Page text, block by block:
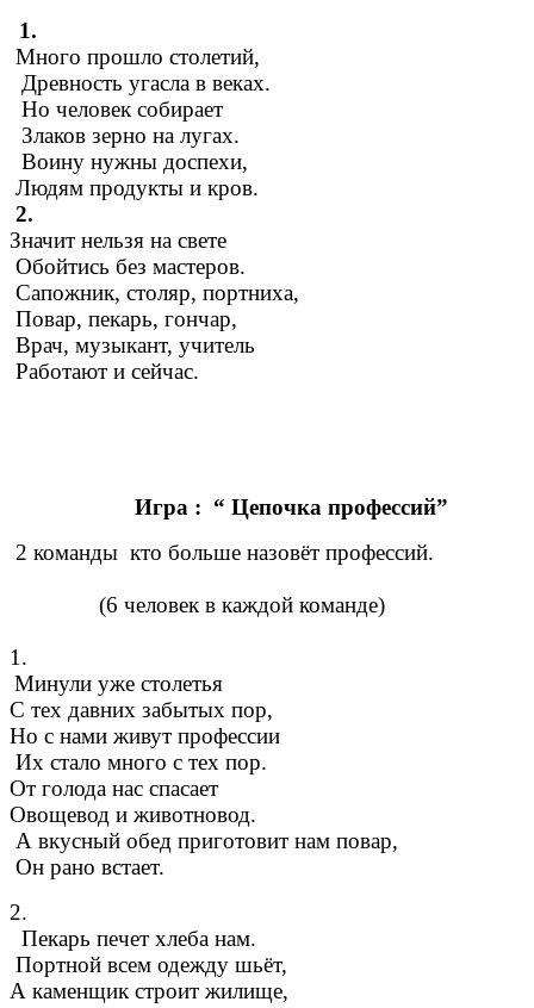
1.
Много прошло столетий,
Древность угасла в веках.
Но человек собирает
Злаков зерно на лугах.
Воину нужны доспехи,
Людям продукты и кров.
2.
Значит нельзя на свете
Обойтись без мастеров.
Сапожник, столяр, портниха,
Повар, пекарь, гончар,
Врач, музыкант, учитель
Работают и сейчас.
Игра : “ Цепочка профессий”
2 команды кто больше назовёт профессий.
(6 человек в каждой команде)
1.
Минули уже столетья
С тех давних забытых пор,
Но с нами живут профессии
Их стало много с тех пор.
От голода нас спасает
Овощевод и животновод.
А вкусный обед приготовит нам повар,
Он рано встает.
2.
Пекарь печет хлеба нам.
Портной всем одежду шьёт,
А каменщик строит жилище,